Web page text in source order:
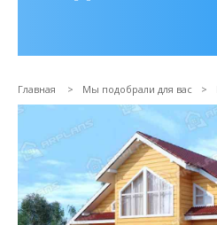
Главная Мы подобрали для вас
Прикрепить файл